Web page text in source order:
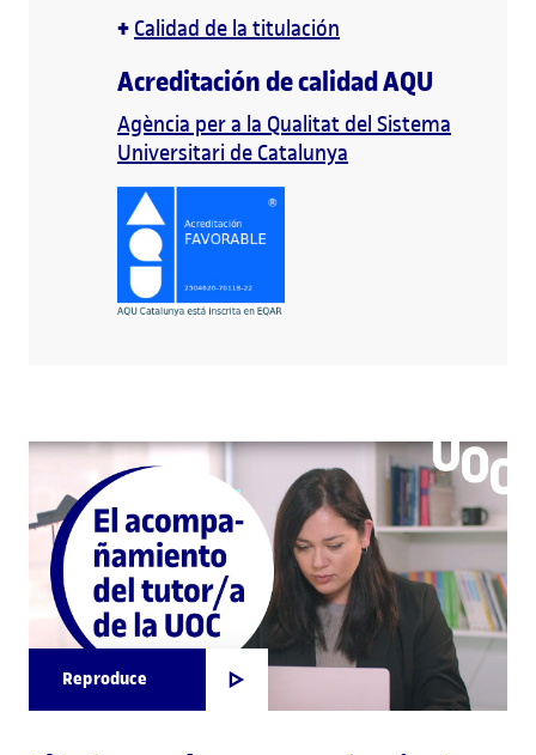
+ Calidad de la titulación
Acreditación de calidad AQU
Agència per a la Qualitat del Sistema
Universitari de Catalunya
Reproduce